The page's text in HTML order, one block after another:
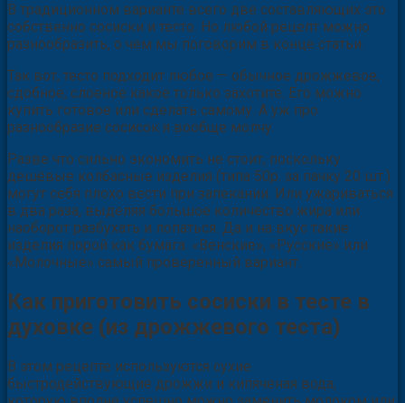
В традиционном варианте всего две составляющих это
собственно сосиски и тесто. Но любой рецепт можно
разнообразить, о чем мы поговорим в конце статьи.
Так вот, тесто подходит любое — обычное дрожжевое,
сдобное, слоеное какое только захотите. Его можно
купить готовое или сделать самому. А уж про
разнообразие сосисок я вообще молчу.
Разве что сильно экономить не стоит, поскольку
дешёвые колбасные изделия (типа 50р. за пачку 20 шт.)
могут себя плохо вести при запекании. Или ужариваться
в два раза, выделяя большое количество жира или
наоборот разбухать и лопаться. Да и на вкус такие
изделия порой как бумага. «Венские», «Русские» или
«Молочные» самый проверенный вариант.
Как приготовить сосиски в тесте в
духовке (из дрожжевого теста)
В этом рецепте используются сухие
быстродействующие дрожжи и кипяченая вода,